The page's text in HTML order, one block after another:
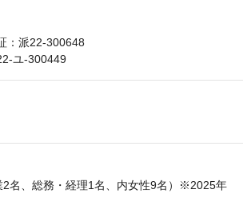
：派22-300648
ユ-300449
2名、総務・経理1名、内女性9名）※2025年